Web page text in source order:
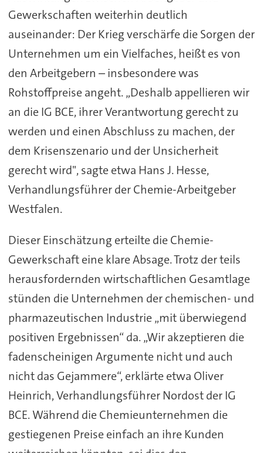
Gewerkschaften weiterhin deutlich
auseinander: Der Krieg verschärfe die Sorgen der
Unternehmen um ein Vielfaches, heißt es von
den Arbeitgebern – insbesondere was
Rohstoffpreise angeht. „Deshalb appellieren wir
an die IG BCE, ihrer Verantwortung gerecht zu
werden und einen Abschluss zu machen, der
dem Krisenszenario und der Unsicherheit
gerecht wird", sagte etwa Hans J. Hesse,
Verhandlungsführer der Chemie-Arbeitgeber
Westfalen.
Dieser Einschätzung erteilte die Chemie-
Gewerkschaft eine klare Absage. Trotz der teils
herausfordernden wirtschaftlichen Gesamtlage
stünden die Unternehmen der chemischen- und
pharmazeutischen Industrie „mit überwiegend
positiven Ergebnissen“ da. „Wir akzeptieren die
fadenscheinigen Argumente nicht und auch
nicht das Gejammere“, erklärte etwa Oliver
Heinrich, Verhandlungsführer Nordost der IG
BCE. Während die Chemieunternehmen die
gestiegenen Preise einfach an ihre Kunden